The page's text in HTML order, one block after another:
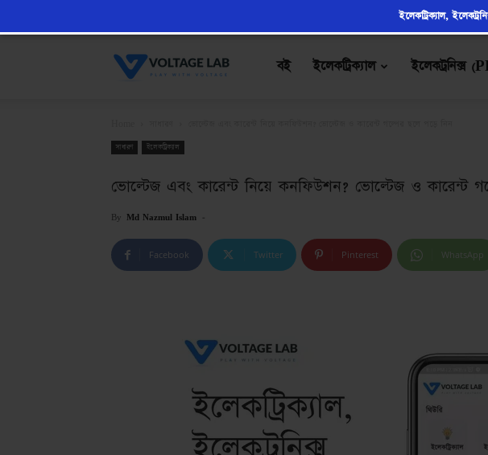
VoltageLab
বই ইলেকট্রিক্যাল ইলেকট্রনিক্স
সাধারণ ইলেকট্রিক্যাল
ভোল্টেজ এবং কারেন্ট নিয়ে কনফিউশন? ভোল্টেজ ও কারেন্ট
By Md Nazmul Islam -
Facebook Twitter Pinterest WhatsApp
ইলেকট্রিক্যাল,